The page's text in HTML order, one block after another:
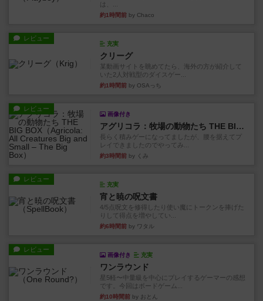
は、...
約1時間前 by Chaco
レビュー
充実
クリーグ
某動画サイトを眺めてたら、海外の方が紹介して
いた2人対戦型のダイスゲー...
約1時間前 by OSAっち
レビュー
画像付き
アグリコラ：牧場の動物たち THE BIG BOX
長らく積みゲーになってましたが、腰を据えてプ
レイできましたのでやってみ...
約3時間前 by くみ
レビュー
充実
宵と暁の呪文書
4/5点呪文を修得したり使い魔にトークンを捧げた
りして得点を増やしてい...
約6時間前 by ワタル
レビュー
画像付き 充実
ワンラウンド
星5軽〜中量級を中心にプレイするゲーマーの感想
です。今回はボードゲーム...
約10時間前 by おとん